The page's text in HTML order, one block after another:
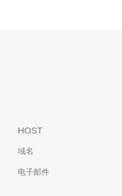
HOST
域名
电子邮件